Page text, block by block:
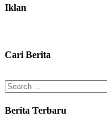
Iklan
Cari Berita
Berita Terbaru